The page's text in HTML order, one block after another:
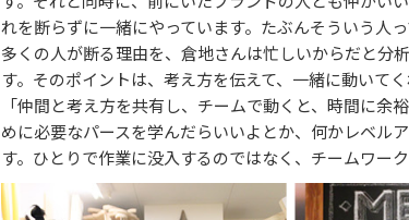
れを断らずに一緒にやっています。たぶんそういう人
多くの人が断る理由を、倉地さんは忙しいからだと分
す。そのポイントは、考え方を伝えて、一緒に動いてく
「仲間と考え方を共有し、チームで動くと、時間に余
めに必要なパースを学んだらいいよとか、何かレベル
す。ひとりで作業に没入するのではなく、チームワー